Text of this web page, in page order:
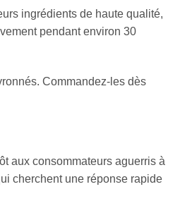
ingrédients de haute qualité,
pendant environ 30
Commandez-les dès
aux consommateurs aguerris à
cherchent une réponse rapide